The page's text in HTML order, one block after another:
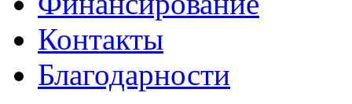
Контакты
Благодарности